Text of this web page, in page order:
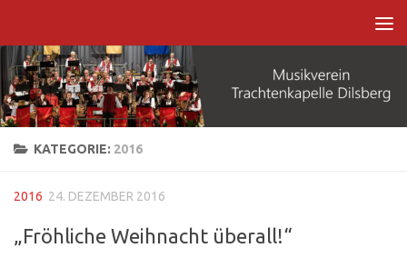
KATEGORIE: 2016
2016 24. DEZEMBER 2016
„Fröhliche Weihnacht überall!“